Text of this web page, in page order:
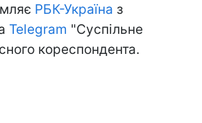
РБК-Україна з
Telegram "Суспільне
кореспондента.